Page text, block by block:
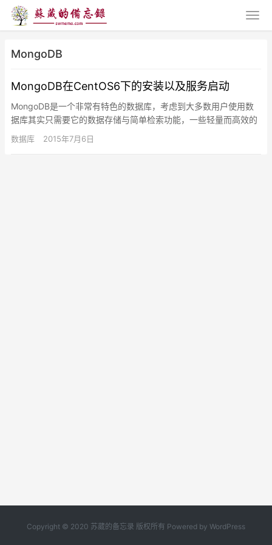
MongoDB
MongoDB在CentOS6下的安装以及服务启动
MongoDB是一个非常有特色的数据库，考虑到大多数用户使用数
据库其实只需要它的数据存储与简单检索功能，一些轻量而高效的
数据库系统会是很好的选择。在RedHat和CentOS下，用…
数据库 2015年7月6日
Copyright © 2020 苏葳的备忘录 版权所有 Powered by WordPress